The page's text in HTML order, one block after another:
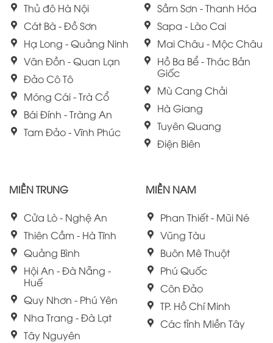
Thủ đô Hà Nội
Cát Bà - Đồ Sơn
Hạ Long - Quảng Ninh
Vân Đồn - Quan Lạn
Đảo Cô Tô
Móng Cái - Trà Cổ
Bái Đính - Tràng An
Tam Đảo - Vĩnh Phúc
Sầm Sơn - Thanh Hóa
Sapa - Lào Cai
Mai Châu - Mộc Châu
Hồ Ba Bể - Thác Bản
Giốc
Mù Cang Chải
Hà Giang
Tuyên Quang
Điện Biên
MIỀN TRUNG
Cửa Lò - Nghệ An
Thiên Cầm - Hà Tĩnh
Quảng Bình
Hội An - Đà Nẵng -
Huế
Quy Nhơn - Phú Yên
Nha Trang - Đà Lạt
Tây Nguyên
MIỀN NAM
Phan Thiết - Mũi Né
Vũng Tàu
Buôn Mê Thuột
Phú Quốc
Côn Đảo
TP. Hồ Chí Minh
Các tỉnh Miền Tây